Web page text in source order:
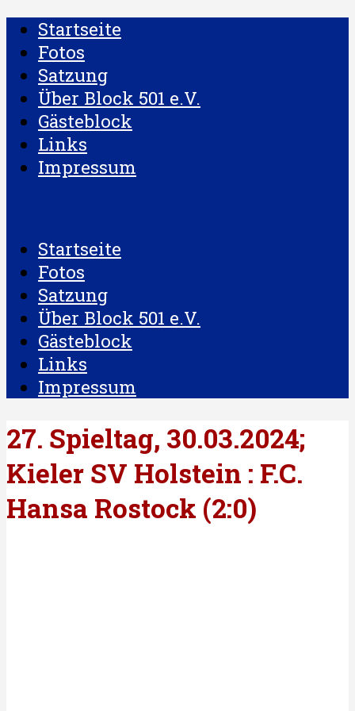
Startseite
Fotos
Satzung
Über Block 501 e.V.
Gästeblock
Links
Impressum
Startseite
Fotos
Satzung
Über Block 501 e.V.
Gästeblock
Links
Impressum
27. Spieltag, 30.03.2024;
Kieler SV Holstein : F.C.
Hansa Rostock (2:0)